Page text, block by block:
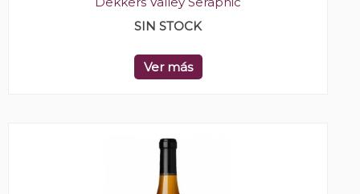
SIN STOCK
Ver más